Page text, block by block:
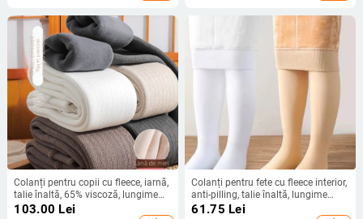
Colanți pentru copii cu fleece, iarnă,
talie înaltă, 65% viscoză, lungime
integrală
103.00 Lei
Colanți pentru fete cu fleece interior,
anti-pilling, talie înaltă, lungime
integrală, toamnă-iarnă (90%
61.75 Lei